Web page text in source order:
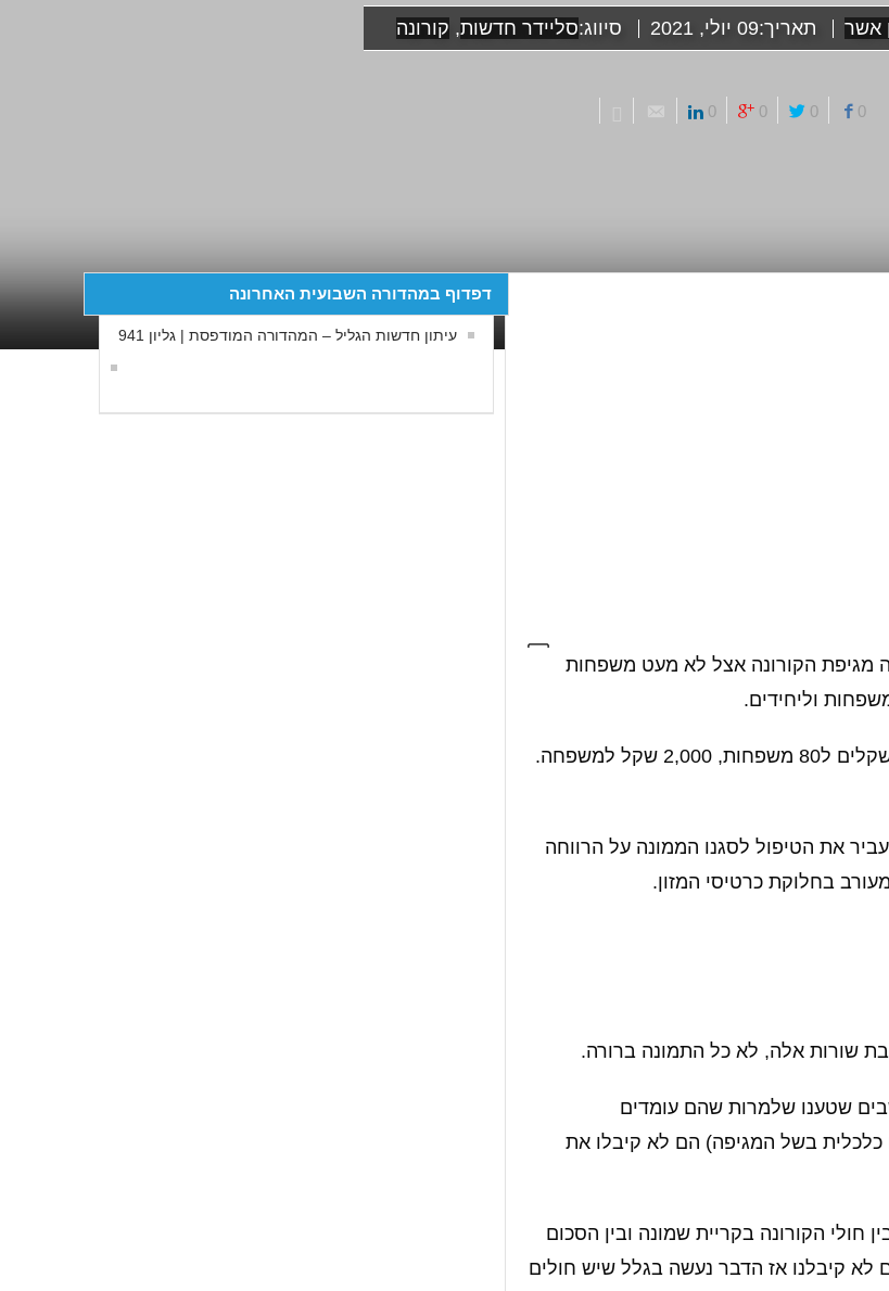
אשר תאריך:09 יולי, 2021 סיווג:סליידר חדשות, קורונה
0
0
0
0
מגיפת הקורונה אצל לא מעט משפחות
וליחידים.
אל עיריית קריית שמונה הופנתה בקשה לחלק 160,000 שקלים ל80 משפחות, 2,000 שקל למשפחה.
את הטיפול לסגנו הממונה על הרווחה
בחלוקת כרטיסי המזון.
שורות אלה, לא כל התמונה ברורה.
שטענו שלמרות שהם עומדים
כלכלית בשל המגיפה) הם לא קיבלו את
הקורונה בקריית שמונה ובין הסכום
לא קיבלנו אז הדבר נעשה בגלל שיש חולים
דפדוף במהדורה השבועית האחרונה
עיתון חדשות הגליל – המהדורה המודפסת | גליון 941